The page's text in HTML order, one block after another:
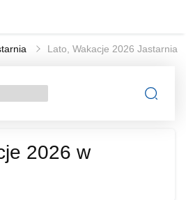
Lato, Wakacje 2026 Jastarnia
2026 w